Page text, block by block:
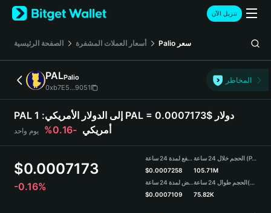
English
日本語
Русский
Español (Latinoamérica)
Türkçe
Deutsch
简体中文
Português (Portugal)
Bahasa Indonesia
تنزيل الآن
الصفحة الرئيسية أسعار العملات المشفرة Palio سعر
PALPalio
0xb7E5...9051
المخاطر
PAL إلى الدولار الأمريكي: 1 PAL = 0.0007173$ دولار
أمريكي -0.16% يوم واحد
$0.0007173
-0.16%
مرتفع لمدة 24 ساعة
$0.0007258
منخفض لمدة 24 ساعة
$0.0007109
الحجم خلال 24 ساعة (PAL)
105.71M
الحجم طوال 24 ساعة(USDT)
75.82K